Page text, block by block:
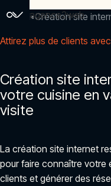
agence2web
Accueil Création site
Attirez plus de clients
Création site
votre cuisine en
visite
La création site internet
pour faire connaître votre
clients et générer des